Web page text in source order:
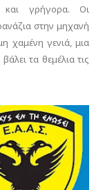
και γρήγορα. Οι
στην μηχανή
χαμένη γενιά, μια
τα θεμέλια τις